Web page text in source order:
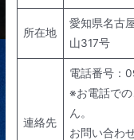
所在地
愛知県名古
山317号
連絡先
電話番号：
※お電話で
ん。
お問い合わ